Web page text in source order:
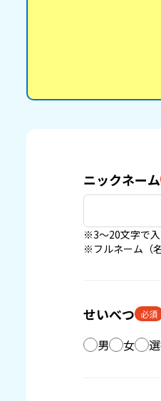
ニックネーム
※3〜20文字で
※フルネーム（
せいべつ 必須
男 女